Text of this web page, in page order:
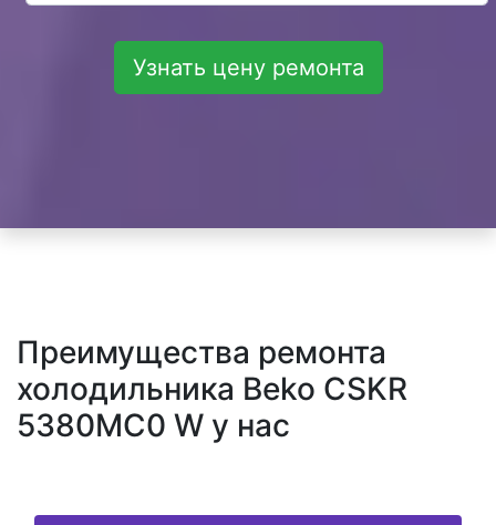
Узнать цену ремонта
Преимущества ремонта
холодильника Beko CSKR
5380MC0 W у нас